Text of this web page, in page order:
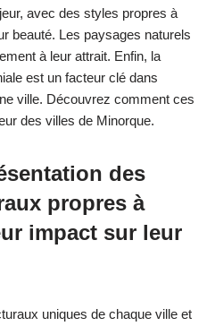
avec des styles propres à
beauté. Les paysages naturels
à leur attrait. Enfin, la
est un facteur clé dans
ville. Découvrez comment ces
des villes de Minorque.
des
propres à
impact sur leur
uniques de chaque ville et